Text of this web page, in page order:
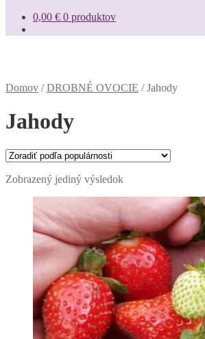
0,00 € 0 produktov
Domov /DROBNÉ OVOCIE /Jahody
Jahody
Zobrazený jediný výsledok